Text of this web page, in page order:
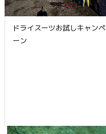
ドライスーツお試しキャンペ
ーン